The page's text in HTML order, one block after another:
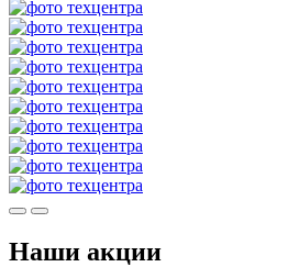
Наши акции